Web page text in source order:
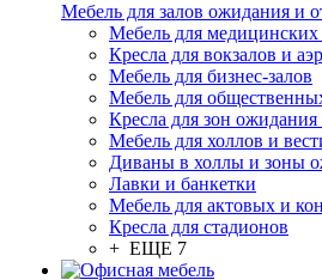
Мебель для залов ожидания и
Мебель для
Кресла для вокзалов и
Мебель для бизнес-залов
Мебель для
Кресла для зон
Мебель для холлов и
Диваны в холлы и зоны
Лавки и банкетки
Мебель для актовых и
Кресла для стадионов
+ ЕЩЕ 7